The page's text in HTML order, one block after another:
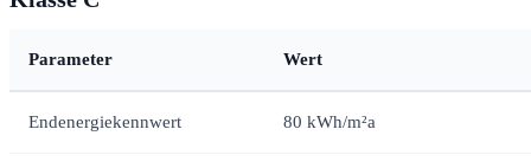
Parameter Wert
Endenergiekennwert 80 kWh/m²a